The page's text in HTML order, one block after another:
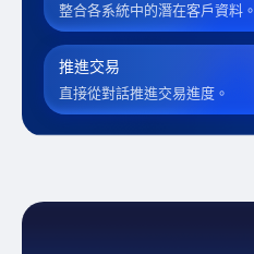
整合各系統中的潛在客戶資料。
推進交易
直接從對話推進交易進度。